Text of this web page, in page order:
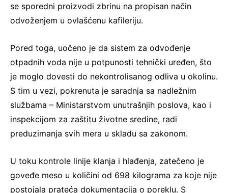
se sporedni proizvodi zbrinu na propisan način
odvoženjem u ovlašćenu kafileriju.
Pored toga, uočeno je da sistem za odvođenje
otpadnih voda nije u potpunosti tehnički uređen, što
je moglo dovesti do nekontrolisanog odliva u okolinu.
S tim u vezi, pokrenuta je saradnja sa nadležnim
službama – Ministarstvom unutrašnjih poslova, kao i
inspekcijom za zaštitu životne sredine, radi
preduzimanja svih mera u skladu sa zakonom.
U toku kontrole linije klanja i hlađenja, zatečeno je
goveđe meso u količini od 698 kilograma za koje nije
postojala prateća dokumentacija o poreklu. S